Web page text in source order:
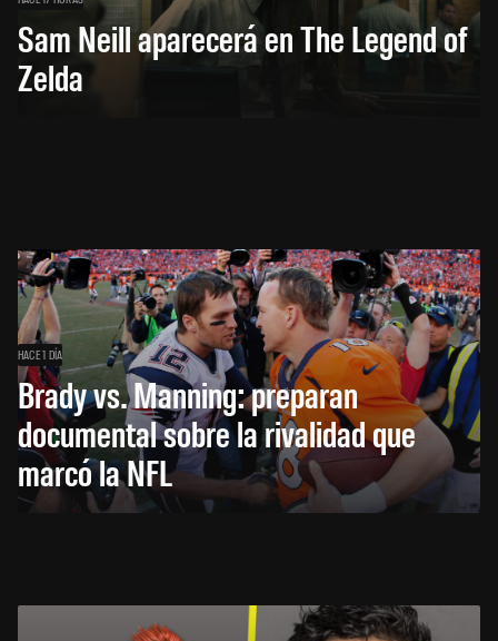
Sam Neill aparecerá en The Legend of
Zelda
HACE 1 DÍA
Brady vs. Manning: preparan
documental sobre la rivalidad que
marcó la NFL